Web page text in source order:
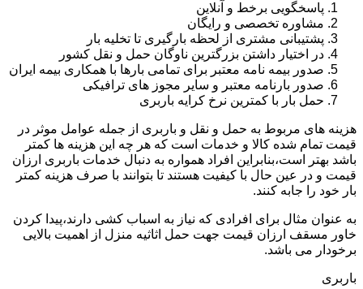
پاسخگویی برخط و آنلاین
مشاوره تخصصی و رایگان
پشتیبانی مشتری از لحظه بارگیری تا تخلیه بار
در اختیار داشتن بزرگترین ناوگان حمل و نقل کشور
صدور بیمه نامه معتبر برای تمامی بارها با همکاری بیمه ایران
صدور بارنامه معتبر و سایر مجوز های ترافیکی
حمل بار با کمترین نرخ کرایه باربری
هزینه های مربوط به حمل و نقل و باربری از جمله عوامل موثر در
قیمت تمام شده کالا و خدمات است که هر چه این هزینه ها کمتر
باشد بهتر است،بنابراین افراد همواره به دنبال خدمات باربری ارزان
قیمت و در عین حال با کیفیت هستند تا بتوانند با صرف هزینه کمتر
بار خود را جابه کنند.
به عنوان مثال برای افرادی که نیاز به اسباب کشی دارند،پیدا کردن
خاور مسقف ارزان قیمت جهت حمل اثاثیه منزل از اهمیت بالایی
برخودار می باشد.
باربری